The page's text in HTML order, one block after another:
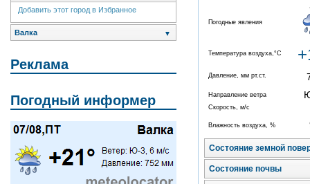
Добавить этот город в Избранное
Валка ▼
Реклама
Погодный информер
Погодные явления
Температура воздуха,°C
Давление, мм рт.ст.
Направление ветра
Скорость, м/с
Влажность воздуха, %
Состояние земной
Состояние почвы